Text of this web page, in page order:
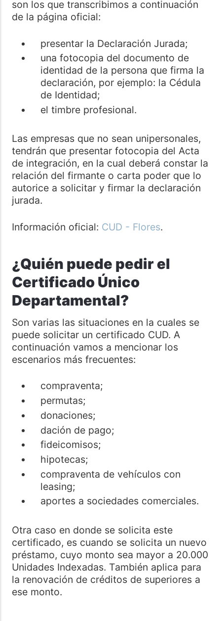
son los que transcribimos a continuación
de la página oficial:
presentar la Declaración Jurada;
una fotocopia del documento de
identidad de la persona que firma la
declaración, por ejemplo: la Cédula
de Identidad;
el timbre profesional.
Las empresas que no sean unipersonales,
tendrán que presentar fotocopia del Acta
de integración, en la cual deberá constar la
relación del firmante o carta poder que lo
autorice a solicitar y firmar la declaración
jurada.
Información oficial: CUD - Flores.
¿Quién puede pedir el
Certificado Único
Departamental?
Son varias las situaciones en la cuales se
puede solicitar un certificado CUD. A
continuación vamos a mencionar los
escenarios más frecuentes:
compraventa;
permutas;
donaciones;
dación de pago;
fideicomisos;
hipotecas;
compraventa de vehículos con
leasing;
aportes a sociedades comerciales.
Otra caso en donde se solicita este
certificado, es cuando se solicita un nuevo
préstamo, cuyo monto sea mayor a 20.000
Unidades Indexadas. También aplica para
la renovación de créditos de superiores a
ese monto.